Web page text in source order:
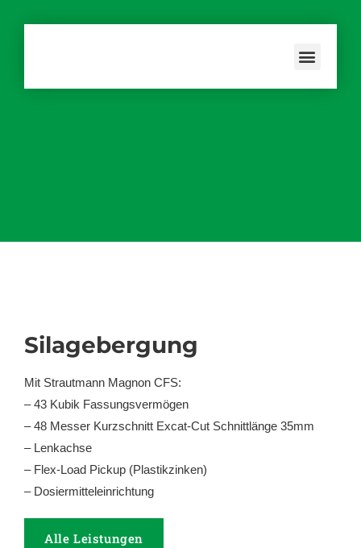
Silagebergung
Mit Strautmann Magnon CFS:
– 43 Kubik Fassungsvermögen
– 48 Messer Kurzschnitt Excat-Cut Schnittlänge 35mm
– Lenkachse
– Flex-Load Pickup (Plastikzinken)
– Dosiermitteleinrichtung
Alle Leistungen